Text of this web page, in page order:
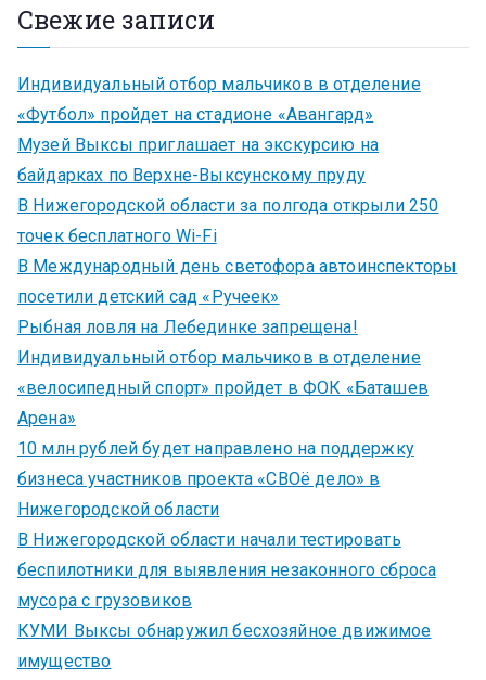
Свежие записи
Индивидуальный отбор мальчиков в отделение
«Футбол» пройдет на стадионе «Авангард»
Музей Выксы приглашает на экскурсию на
байдарках по Верхне-Выксунскому пруду
В Нижегородской области за полгода открыли 250
точек бесплатного Wi-Fi
В Международный день светофора автоинспекторы
посетили детский сад «Ручеек»
Рыбная ловля на Лебединке запрещена!
Индивидуальный отбор мальчиков в отделение
«велосипедный спорт» пройдет в ФОК «Баташев
Арена»
10 млн рублей будет направлено на поддержку
бизнеса участников проекта «СВОё дело» в
Нижегородской области
В Нижегородской области начали тестировать
беспилотники для выявления незаконного сброса
мусора с грузовиков
КУМИ Выксы обнаружил бесхозяйное движимое
имущество